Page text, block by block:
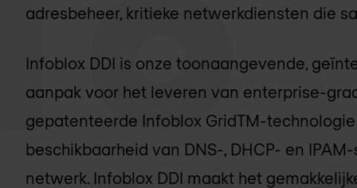
adresbeheer, kritieke netwerkdiensten die
Infoblox DDI is onze toonaangevende,
aanpak voor het leveren van enterprise-
gepatenteerde Infoblox GridTM-
beschikbaarheid van DNS-, DHCP- en
netwerk. Infoblox DDI maakt het